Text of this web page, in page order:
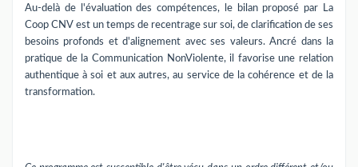
Au-delà de l'évaluation des compétences, le bilan proposé par La
Coop CNV est un temps de recentrage sur soi, de clarification de ses
besoins profonds et d'alignement avec ses valeurs. Ancré dans la
pratique de la Communication NonViolente, il favorise une relation
authentique à soi et aux autres, au service de la cohérence et de la
transformation.